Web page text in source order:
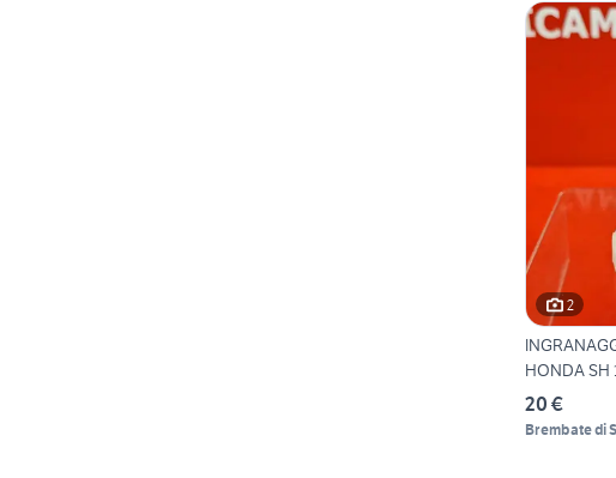
2
HONDA SH
20 €
Brembate di